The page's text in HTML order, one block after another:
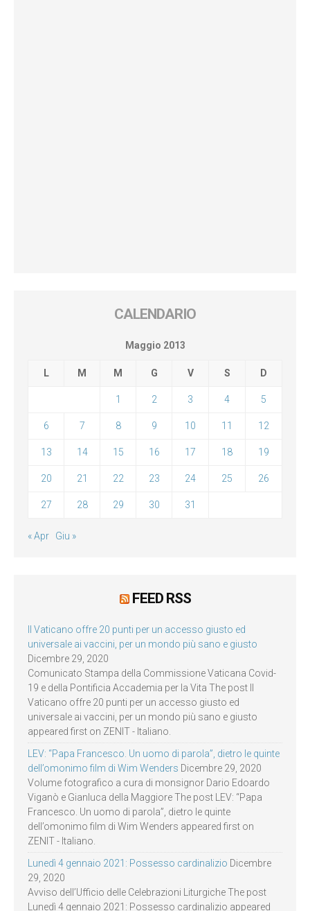
CALENDARIO
Maggio 2013
L M M G V S D
1 2 3 4 5
6 7 8 9 10 11 12
13 14 15 16 17 18 19
20 21 22 23 24 25 26
27 28 29 30 31
« Apr Giu »
FEED RSS
Il Vaticano offre 20 punti per un accesso giusto ed
universale ai vaccini, per un mondo più sano e giusto
Dicembre 29, 2020
Comunicato Stampa della Commissione Vaticana Covid-
19 e della Pontificia Accademia per la Vita The post Il
Vaticano offre 20 punti per un accesso giusto ed
universale ai vaccini, per un mondo più sano e giusto
appeared first on ZENIT - Italiano.
LEV: “Papa Francesco. Un uomo di parola”, dietro le quinte
dell’omonimo film di Wim Wenders Dicembre 29, 2020
Volume fotografico a cura di monsignor Dario Edoardo
Viganò e Gianluca della Maggiore The post LEV: “Papa
Francesco. Un uomo di parola”, dietro le quinte
dell’omonimo film di Wim Wenders appeared first on
ZENIT - Italiano.
Lunedì 4 gennaio 2021: Possesso cardinalizio Dicembre
29, 2020
Avviso dell’Ufficio delle Celebrazioni Liturgiche The post
Lunedì 4 gennaio 2021: Possesso cardinalizio appeared